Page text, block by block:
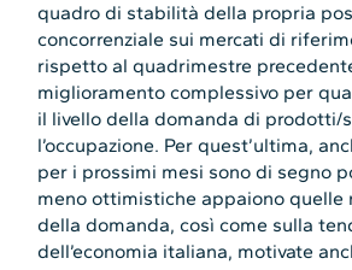
quadro di stabilità della propria
concorrenziale sui mercati di
rispetto al quadrimestre
miglioramento complessivo per
il livello della domanda di prodotti/
l’occupazione. Per quest’ultima,
per i prossimi mesi sono di segno
meno ottimistiche appaiono quelle
della domanda, così come sulla
dell’economia italiana, motivate